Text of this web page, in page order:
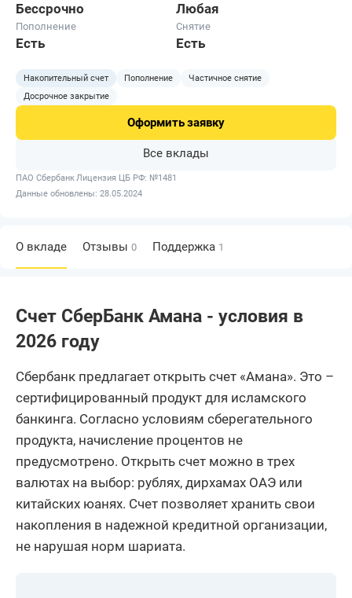
Бессрочно Любая
Пополнение
Есть
Снятие
Есть
Накопительный счет Пополнение
Частичное снятие
Досрочное закрытие
Оформитьзаявку
Все вклады
ПАО СбербанкЛицензия ЦБ РФ: №1481
Данные обновлены: 28.05.2024
О вкладе Отзывы 0 Поддержка 1
Счет СберБанк Амана - условия в
2026 году
Сбербанк предлагает открыть счет «Амана». Это –
сертифицированный продукт для исламского
банкинга. Согласно условиям сберегательного
продукта, начисление процентов не
предусмотрено. Открыть счет можно в трех
валютах на выбор: рублях, дирхамах ОАЭ или
китайских юанях. Счет позволяет хранить свои
накопления в надежной кредитной организации,
не нарушая норм шариата.